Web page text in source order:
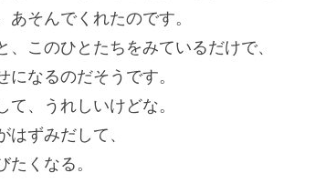
そんでくれたのです。
このひとたちをみているだけで、
になるのだそうです。
、うれしいけどな。
ずみだして、
たくなる。